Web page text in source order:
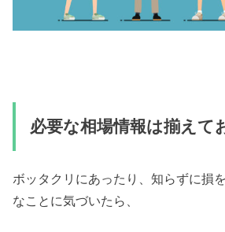
必要な相場情報は揃えて
ボッタクリにあったり、知らずに損
なことに気づいたら、